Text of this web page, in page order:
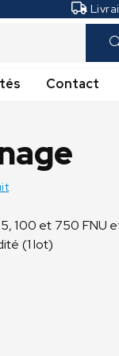
Balances
Contact
100 et 750 FNU
(1 lot)